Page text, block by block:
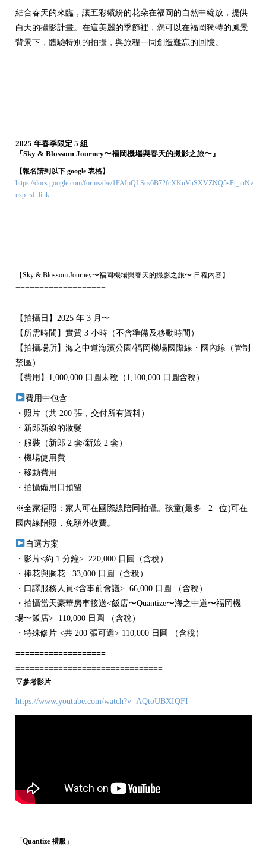
結合春天的來臨，讓五彩繽紛的花朵在福岡的自然中綻放，提供
白天的攝影計畫。在這美麗的季節裡，您可以在福岡獨特的風景
背景下，體驗特別的拍攝，與旅程一同創造難忘的回憶。
2025 年春季限定 5 組
『Sky & Blossom Journey〜福岡機場與春天的撮影之旅〜』
【報名請到以下 google 表格】
https://docs.google.com/forms/d/e/
usp=sf_link
【Sky & Blossom Journey〜福岡機場與春天的撮影之旅〜 日程內容】
===================
================================
【拍攝日】2025 年 3 月〜
【所需時間】實質 3 小時（不含準備及移動時間）
【拍攝場所】海之中道海濱公園/福岡機場國際線・國內線（管制
禁區）
【費用】1,000,000 日圓未稅（1,100,000 日圓含稅）
費用中包含
・照片（共 200 張，交付所有資料）
・新郎新娘的妝髮
・服裝（新郎 2 套/新娘 2 套）
・機場使用費
・移動費用
・拍攝備用日預留
※全家福照：家人可在國際線陪同拍攝。孩童(最多 2 位)可在
國內線陪照，免額外收費。
自選方案
・影片<約 1 分鐘> 220,000 日圓（含稅）
・捧花與胸花 33,000 日圓（含稅）
・口譯服務人員<含事前會議> 66,000 日圓 （含稅）
・拍攝當天豪華房車接送<飯店〜Quantize〜海之中道〜福岡機
場〜飯店> 110,000 日圓 （含稅）
・特殊修片 <共 200 張可選> 110,000 日圓 （含稅）
===================
===============================
▽參考影片
https://www.youtube.com/watch?v=AQtoUBXIQFI
「Quantize 禮服」